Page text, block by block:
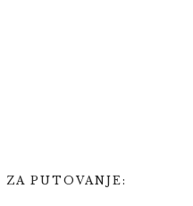
ZA PUTOVANJE: